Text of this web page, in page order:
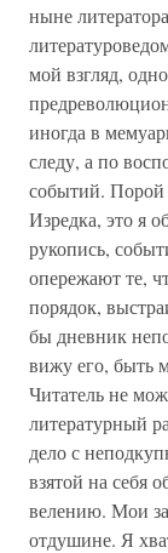
ныне
мой взгляд,
иногда в
следу, а по
событий. Порой
Изредка, это я
рукопись,
опережают те,
порядок,
бы дневник
вижу его, быть
Читатель не
литературный
дело с
взятой на себя
велению. Мои
отдушине. Я